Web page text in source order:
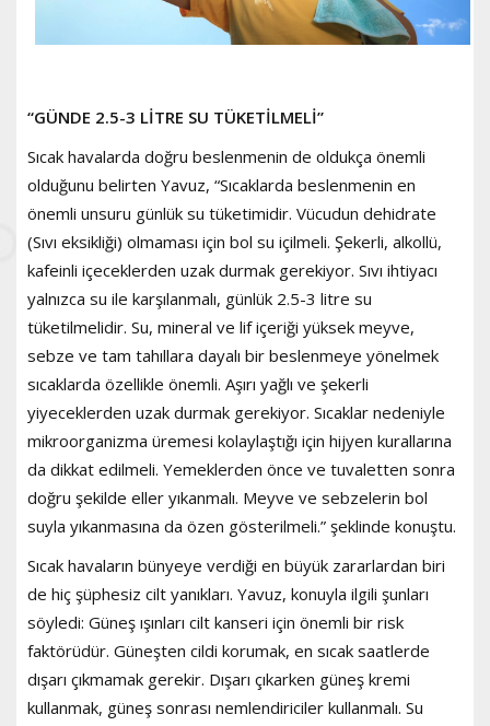
“GÜNDE 2.5-3 LİTRE SU TÜKETİLMELİ”
Sıcak havalarda doğru beslenmenin de oldukça önemli
olduğunu belirten Yavuz, “Sıcaklarda beslenmenin en
önemli unsuru günlük su tüketimidir. Vücudun dehidrate
(Sıvı eksikliği) olmaması için bol su içilmeli. Şekerli, alkollü,
kafeinli içeceklerden uzak durmak gerekiyor. Sıvı ihtiyacı
yalnızca su ile karşılanmalı, günlük 2.5-3 litre su
tüketilmelidir. Su, mineral ve lif içeriği yüksek meyve,
sebze ve tam tahıllara dayalı bir beslenmeye yönelmek
sıcaklarda özellikle önemli. Aşırı yağlı ve şekerli
yiyeceklerden uzak durmak gerekiyor. Sıcaklar nedeniyle
mikroorganizma üremesi kolaylaştığı için hijyen kurallarına
da dikkat edilmeli. Yemeklerden önce ve tuvaletten sonra
doğru şekilde eller yıkanmalı. Meyve ve sebzelerin bol
suyla yıkanmasına da özen gösterilmeli.” şeklinde konuştu.
Sıcak havaların bünyeye verdiği en büyük zararlardan biri
de hiç şüphesiz cilt yanıkları. Yavuz, konuyla ilgili şunları
söyledi: Güneş ışınları cilt kanseri için önemli bir risk
faktörüdür. Güneşten cildi korumak, en sıcak saatlerde
dışarı çıkmamak gerekir. Dışarı çıkarken güneş kremi
kullanmak, güneş sonrası nemlendiriciler kullanmalı. Su